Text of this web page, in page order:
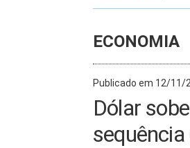
ECONOMIA
Publicado em 12/11/
Dólar